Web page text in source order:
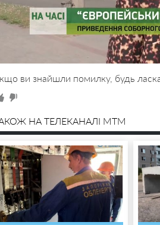
ви знайшли помилку, будь
НА ТЕЛЕКАНАЛІ MTM